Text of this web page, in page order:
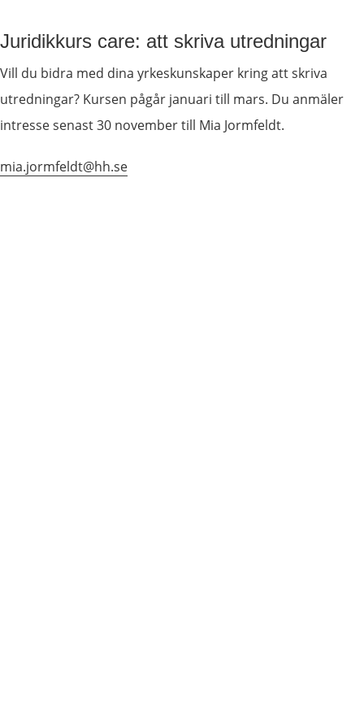
Juridikkurs care: att skriva utredningar
Vill du bidra med dina yrkeskunskaper kring att skriva
utredningar? Kursen pågår januari till mars. Du anmäler
intresse senast 30 november till Mia Jormfeldt.
mia.jormfeldt@hh.se